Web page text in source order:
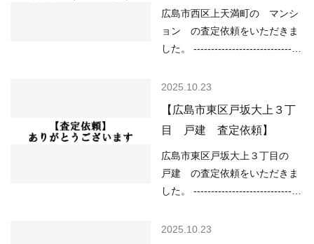
すので、 「不動産売却のやり方
によっては高く売却しやすい」
状況といってよいと思いま…
（内水）該当なし （津波）該当
なし ----------------------------------
----------------------------------------
は、 ○住宅ローンが低金利で不
少なく、物件を探している人が
多い などの状況ですので、
「不動産売却のやり方によって
は高く売却しやすい」状況とい
広島市西区上天満町の マンシ
ョン の査定依頼をいただきま
した。 -------------------------------
------ （用途地域）近隣商業地域
0.5～3.0m未満 （高潮）1m以上
2m未満 （内水）0.2m以上 （津
波）0.3m以上1.0m未満 ----------
----------------------------------------
--------------------------- 現在の不
ーンが低金利で不動産を買いや
2025.10.23
【広島市東区戸坂大上３丁
目 戸建 査定依頼】
広島市東区戸坂大上３丁目の
戸建 の査定依頼をいただきま
した。 -------------------------------
------ （用途地域）第一種住居地
2025.10.23